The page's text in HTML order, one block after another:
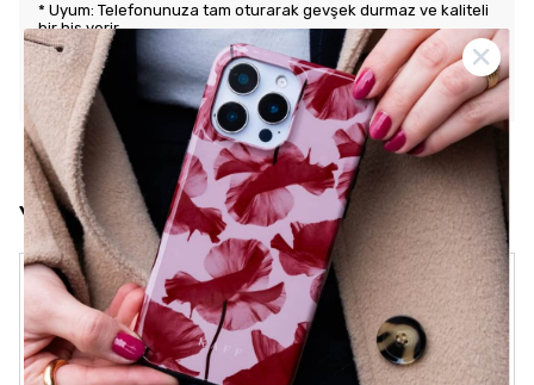
* Uyum: Telefonunuza tam oturarak gevşek durmaz ve kaliteli
bir his verir.
KARGO VE İADE POLİTİKASI
Yorumlar
Crystal Sage
3 Ağustos 2026
Bükra A.